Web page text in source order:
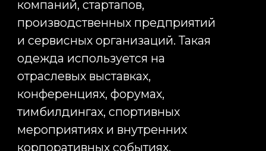
работать на бизнес, а процесс её
создания не должен
превращаться в сложный проект с
участием нескольких
подрядчиков. Именно поэтому мы
образом, чтобы клиент получал
понятный и прогнозируемый
результат.
Проект начинается с обсуждения
задач. Нам важно понять, где
будут использоваться изделия,